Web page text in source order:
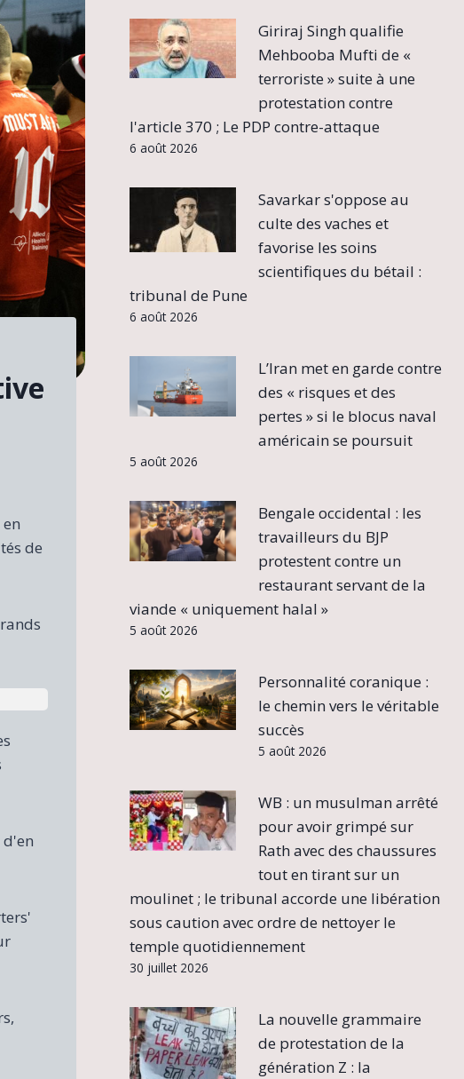
de
Giriraj Singh qualifie
Mehbooba Mufti de «
terroriste » suite à une
protestation contre
l'article 370 ; Le PDP contre-attaque
6 août 2026
Savarkar s'oppose au
culte des vaches et
favorise les soins
scientifiques du bétail :
tribunal de Pune
6 août 2026
L’Iran met en garde contre
des « risques et des
pertes » si le blocus naval
américain se poursuit
5 août 2026
Bengale occidental : les
travailleurs du BJP
protestent contre un
restaurant servant de la
viande « uniquement halal »
5 août 2026
Personnalité coranique :
le chemin vers le véritable
succès
5 août 2026
WB : un musulman arrêté
pour avoir grimpé sur
Rath avec des chaussures
tout en tirant sur un
moulinet ; le tribunal accorde une libération
sous caution avec ordre de nettoyer le
temple quotidiennement
30 juillet 2026
La nouvelle grammaire
de protestation de la
génération Z : la